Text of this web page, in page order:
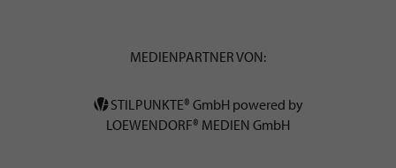
MEDIENPARTNER VON:
STILPUNKTE® GmbH powered by
LOEWENDORF® MEDIEN GmbH